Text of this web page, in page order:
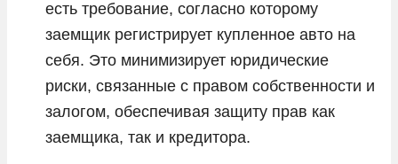
есть требование, согласно которому
заемщик регистрирует купленное авто на
себя. Это минимизирует юридические
риски, связанные с правом собственности и
залогом, обеспечивая защиту прав как
заемщика, так и кредитора.